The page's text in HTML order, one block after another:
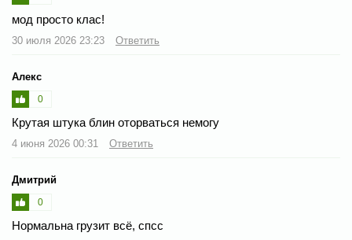
мод просто клас!
30 июля 2026 23:23 Ответить
Алекс
0
Крутая штука блин оторваться немогу
4 июня 2026 00:31 Ответить
Дмитрий
0
Нормальна грузит всё, спсс